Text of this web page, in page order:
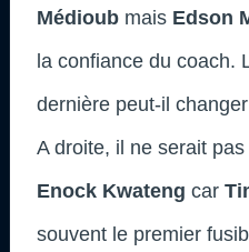
Médioub mais Edson
la confiance du coach.
dernière peut-il
A droite, il ne serait
Enock Kwateng car
souvent le premier